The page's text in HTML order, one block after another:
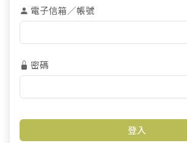
電子信箱／帳號
密碼